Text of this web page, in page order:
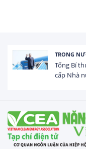
HOẠT
Tổng vốn
USD trong